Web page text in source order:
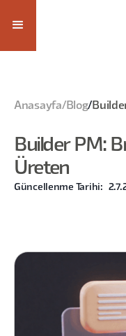
Anasayfa/ Blog/
Builder PM:
Üreten
Güncellenme Tarihi: